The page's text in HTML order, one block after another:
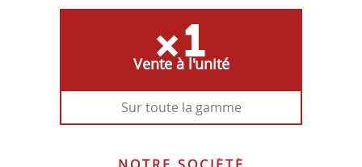
Vente à l'unité
Sur toute la gamme